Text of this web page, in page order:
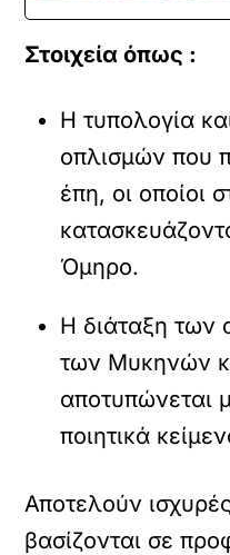
Στοιχεία όπως :
Η τυπολογία
οπλισμών που
έπη, οι οποίοι
Όμηρο.
Η διάταξη των
των Μυκηνών
αποτυπώνεται
ποιητικά
Αποτελούν
βασίζονται σε